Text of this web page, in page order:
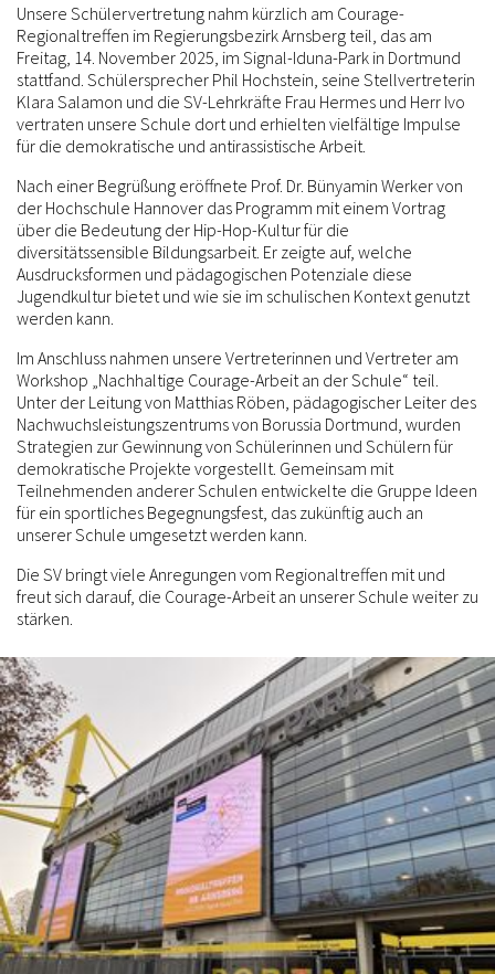
Unsere Schülervertretung nahm kürzlich am Courage-
Regionaltreffen im Regierungsbezirk Arnsberg teil, das am
Freitag, 14. November 2025, im Signal-Iduna-Park in Dortmund
stattfand. Schülersprecher Phil Hochstein, seine Stellvertreterin
Klara Salamon und die SV-Lehrkräfte Frau Hermes und Herr Ivo
vertraten unsere Schule dort und erhielten vielfältige Impulse
für die demokratische und antirassistische Arbeit.
Nach einer Begrüßung eröffnete Prof. Dr. Bünyamin Werker von
der Hochschule Hannover das Programm mit einem Vortrag
über die Bedeutung der Hip-Hop-Kultur für die
diversitätssensible Bildungsarbeit. Er zeigte auf, welche
Ausdrucksformen und pädagogischen Potenziale diese
Jugendkultur bietet und wie sie im schulischen Kontext genutzt
werden kann.
Im Anschluss nahmen unsere Vertreterinnen und Vertreter am
Workshop „Nachhaltige Courage-Arbeit an der Schule“ teil.
Unter der Leitung von Matthias Röben, pädagogischer Leiter des
Nachwuchsleistungszentrums von Borussia Dortmund, wurden
Strategien zur Gewinnung von Schülerinnen und Schülern für
demokratische Projekte vorgestellt. Gemeinsam mit
Teilnehmenden anderer Schulen entwickelte die Gruppe Ideen
für ein sportliches Begegnungsfest, das zukünftig auch an
unserer Schule umgesetzt werden kann.
Die SV bringt viele Anregungen vom Regionaltreffen mit und
freut sich darauf, die Courage-Arbeit an unserer Schule weiter zu
stärken.